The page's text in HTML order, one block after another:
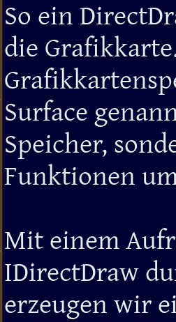
So ein
die
Surface
Speicher,
Funktionen
Mit einem
IDirectDraw
erzeugen wir